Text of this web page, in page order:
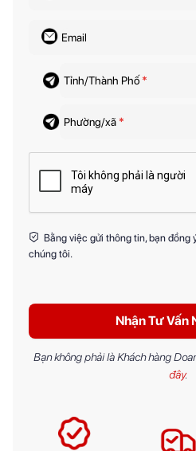
Email
Tỉnh/Thành Phố *
Phường/xã *
Bằng việc gửi thông tin, bạn đồng
chúng tôi.
Nhận Tư Vấn
Bạn không phải là Khách hàng
đây.